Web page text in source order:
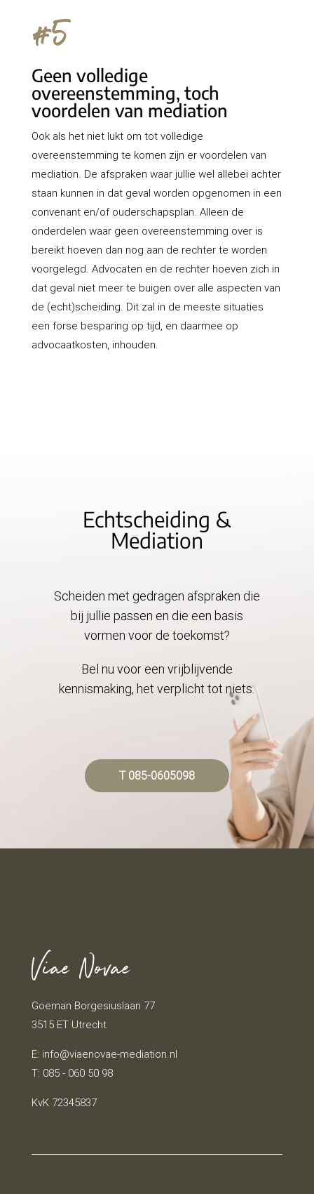
#5
Geen volledige
overeenstemming, toch
voordelen van mediation
Ook als het niet lukt om tot volledige
overeenstemming te komen zijn er voordelen van
mediation. De afspraken waar jullie wel allebei achter
staan kunnen in dat geval worden opgenomen in een
convenant en/of ouderschapsplan. Alleen de
onderdelen waar geen overeenstemming over is
bereikt hoeven dan nog aan de rechter te worden
voorgelegd. Advocaten en de rechter hoeven zich in
dat geval niet meer te buigen over alle aspecten van
de (echt)scheiding. Dit zal in de meeste situaties
een forse besparing op tijd, en daarmee op
advocaatkosten, inhouden.
Echtscheiding &
Mediation
Scheiden met gedragen afspraken die
bij jullie passen en die een basis
vormen voor de toekomst?
Bel nu voor een vrijblijvende
kennismaking, het verplicht tot niets.
T 085-0605098
Viae Novae
Goeman Borgesiuslaan 77
3515 ET Utrecht
E: info@viaenovae-mediation.nl
T: 085 - 060 50 98
KvK 72345837